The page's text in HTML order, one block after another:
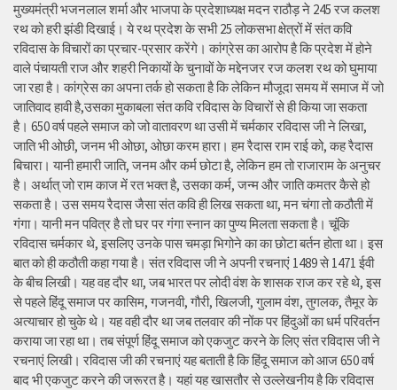
मुख्यमंत्री भजनलाल शर्मा और भाजपा के प्रदेशाध्यक्ष मदन राठौड़ ने 245 रज कलश
रथ को हरी झंडी दिखाई। ये रथ प्रदेश के सभी 25 लोकसभा क्षेत्रों में संत कवि
रविदास के विचारों का प्रचार-प्रसार करेंगे। कांग्रेस का आरोप है कि प्रदेश में होने
वाले पंचायती राज और शहरी निकायों के चुनावों के मद्देनजर रज कलश रथ को घुमाया
जा रहा है। कांग्रेस का अपना तर्क हो सकता है कि लेकिन मौजूदा समय में समाज में जो
जातिवाद हावी है,उसका मुकाबला संत कवि रविदास के विचारों से ही किया जा सकता
है। 650 वर्ष पहले समाज को जो वातावरण था उसी में चर्मकार रविदास जी ने लिखा,
जाति भी ओछी, जनम भी ओछा, ओछा करम हारा। हम रैदास राम राई को, कह रैदास
बिचारा। यानी हमारी जाति, जनम और कर्म छोटा है, लेकिन हम तो राजाराम के अनुचर
है। अर्थात् जो राम काज में रत भक्त है, उसका कर्म, जन्म और जाति कमतर कैसे हो
सकता है। उस समय रैदास जैसा संत कवि ही लिख सकता था, मन चंगा तो कठौती में
गंगा। यानी मन पवित्र है तो घर पर गंगा स्नान का पुण्य मिलता सकता है। चूंकि
रविदास चर्मकार थे, इसलिए उनके पास चमड़ा भिगोने का का छोटा बर्तन होता था। इस
बात को ही कठौती कहा गया है। संत रविदास जी ने अपनी रचनाएं 1489 से 1471 ईवी
के बीच लिखी। यह वह दौर था, जब भारत पर लोदी वंश के शासक राज कर रहे थे, इस
से पहले हिंदू समाज पर कासिम, गजनवी, गौरी, खिलजी, गुलाम वंश, तुगलक, तैमूर के
अत्याचार हो चुके थे। यह वही दौर था जब तलवार की नोंक पर हिंदुओं का धर्म परिवर्तन
कराया जा रहा था। तब संपूर्ण हिंदू समाज को एकजुट करने के लिए संत रविदास जी ने
रचनाएं लिखी। रविदास जी की रचनाएं यह बताती है कि हिंदू समाज को आज 650 वर्ष
बाद भी एकजुट करने की जरूरत है। यहां यह खासतौर से उल्लेखनीय है कि रविदास